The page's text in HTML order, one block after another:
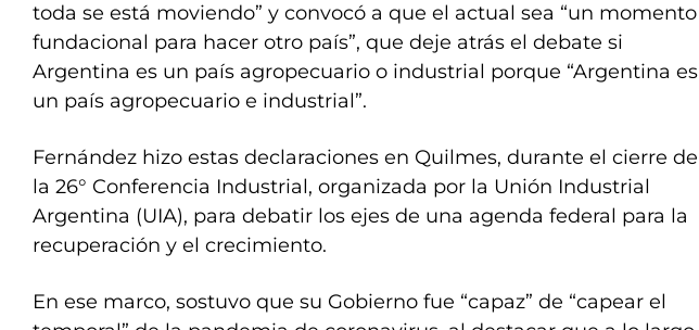
toda se está moviendo” y convocó a que el actual sea “un momento
fundacional para hacer otro país”, que deje atrás el debate si
Argentina es un país agropecuario o industrial porque “Argentina es
un país agropecuario e industrial”.
Fernández hizo estas declaraciones en Quilmes, durante el cierre de
la 26° Conferencia Industrial, organizada por la Unión Industrial
Argentina (UIA), para debatir los ejes de una agenda federal para la
recuperación y el crecimiento.
En ese marco, sostuvo que su Gobierno fue “capaz” de “capear el